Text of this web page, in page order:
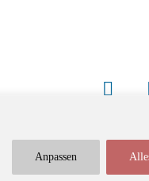
Anpassen